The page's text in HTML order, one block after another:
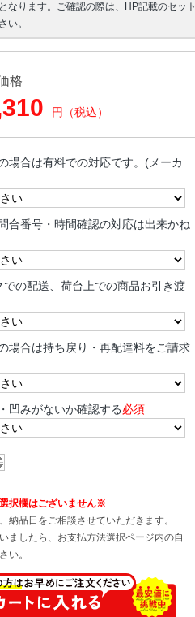
なります。ご確認の際は、HP記載のセット
い。
格
円（税込）
場合は有料での対応です。(メーカ
合番号・時間確認の対応は出来かね
での配送、荷台上での商品お引き渡
場合は持ち戻り・再配達料をご請求
凹みがないか確認する必須
択欄はございません※
納品日をご相談させていただきます。
ましたら、お支払方法選択ページ内の自
い。